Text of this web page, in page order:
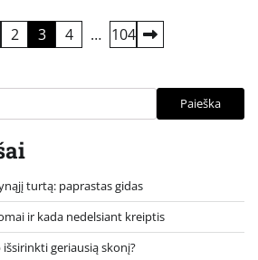
2 3 4 … 104
Paieška
turtą: paprastas gidas
ir kada nedelsiant kreiptis
geriausią skonį?